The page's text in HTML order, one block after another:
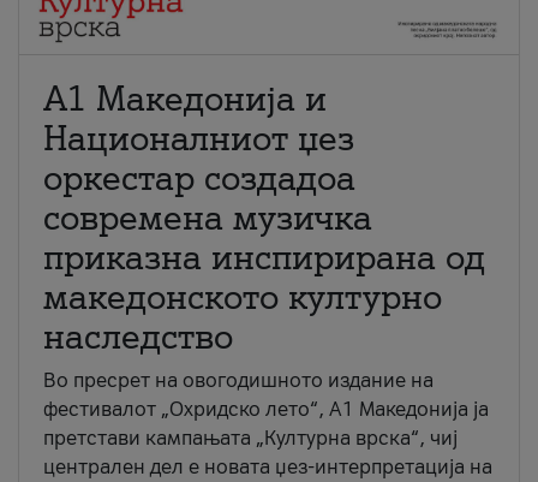
А1 Македонија и
Националниот џез
оркестар создадоа
современа музичка
приказна инспирирана од
македонското културно
наследство
Во пресрет на овогодишното издание на
фестивалот „Охридско лето“, А1 Македонија ја
претстави кампањата „Културна врска“, чиј
централен дел е новата џез-интерпретација на